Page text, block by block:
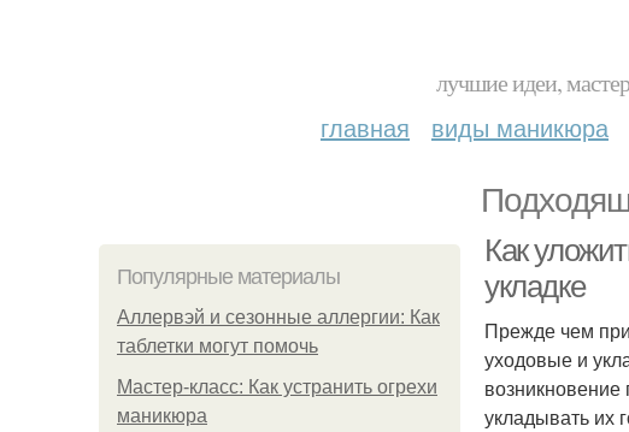
лучшие идеи,
главная виды маникюра
Популярные материалы
Аллервэй и сезонные аллергии: Как
таблетки могут помочь
Мастер-класс: Как устранить огрехи
маникюра
Как
укладке
Прежде чем
уходовые и
укладывать их